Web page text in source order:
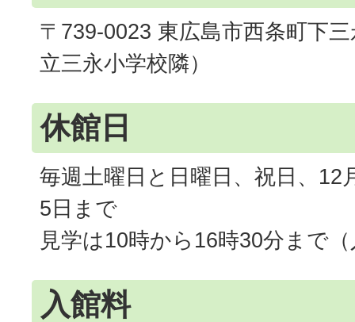
〒739-0023 東広島市西条町下
立三永小学校隣）
休館日
毎週土曜日と日曜日、祝日、12
5日まで
見学は10時から16時30分まで
入館料